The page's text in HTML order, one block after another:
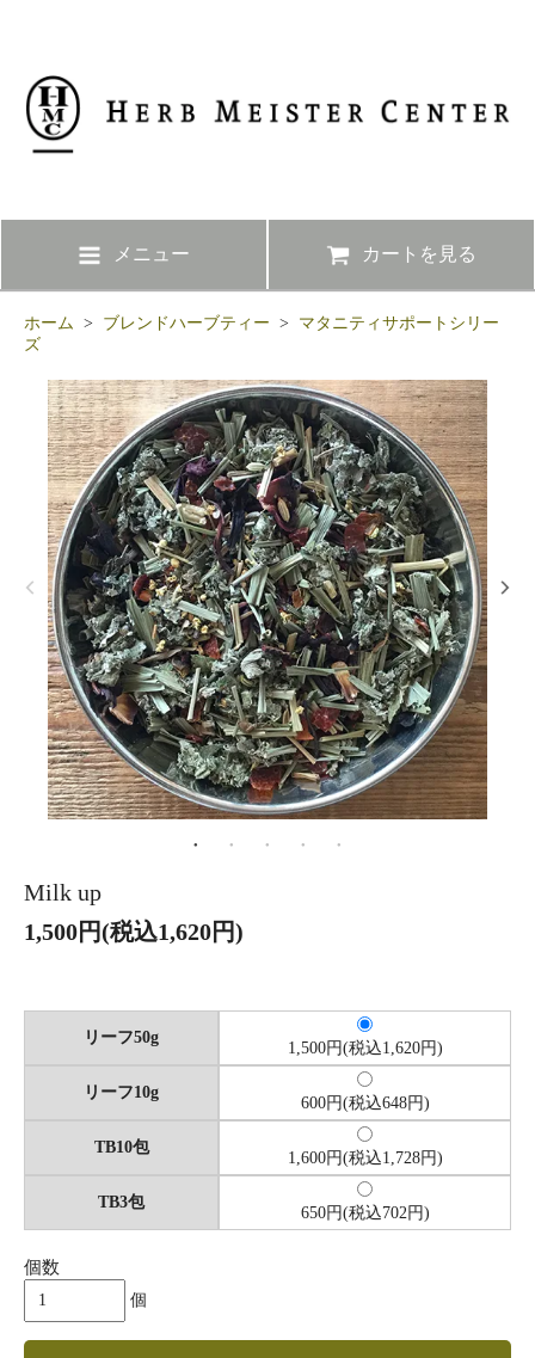
メニュー カートを見る
ホーム > ブレンドハーブティー > マタニティサポートシリー
ズ
Milk up
1,500円(税込1,620円)
リーフ50g
リーフ10g
TB10包
TB3包
1,500円(税込1,620円)
600円(税込648円)
1,600円(税込1,728円)
650円(税込702円)
個数
個